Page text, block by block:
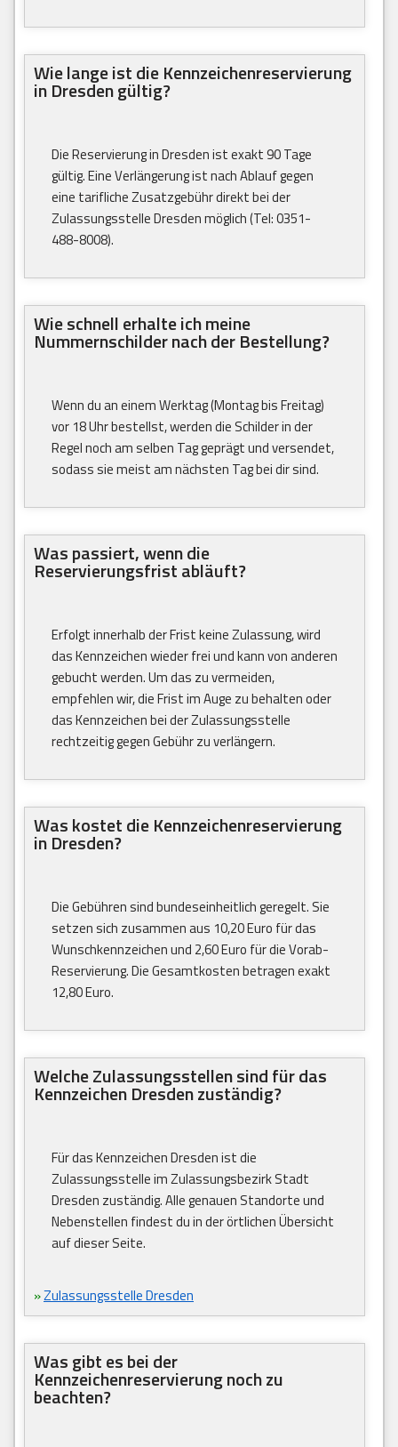
Wie lange ist die Kennzeichenreservierung
in Dresden gültig?
Die Reservierung in Dresden ist exakt 90 Tage
gültig. Eine Verlängerung ist nach Ablauf gegen
eine tarifliche Zusatzgebühr direkt bei der
Zulassungsstelle Dresden möglich (Tel: 0351-
488-8008).
Wie schnell erhalte ich meine
Nummernschilder nach der Bestellung?
Wenn du an einem Werktag (Montag bis Freitag)
vor 18 Uhr bestellst, werden die Schilder in der
Regel noch am selben Tag geprägt und versendet,
sodass sie meist am nächsten Tag bei dir sind.
Was passiert, wenn die
Reservierungsfrist abläuft?
Erfolgt innerhalb der Frist keine Zulassung, wird
das Kennzeichen wieder frei und kann von anderen
gebucht werden. Um das zu vermeiden,
empfehlen wir, die Frist im Auge zu behalten oder
das Kennzeichen bei der Zulassungsstelle
rechtzeitig gegen Gebühr zu verlängern.
Was kostet die Kennzeichenreservierung
in Dresden?
Die Gebühren sind bundeseinheitlich geregelt. Sie
setzen sich zusammen aus 10,20 Euro für das
Wunschkennzeichen und 2,60 Euro für die Vorab-
Reservierung. Die Gesamtkosten betragen exakt
12,80 Euro.
Welche Zulassungsstellen sind für das
Kennzeichen Dresden zuständig?
Für das Kennzeichen Dresden ist die
Zulassungsstelle im Zulassungsbezirk Stadt
Dresden zuständig. Alle genauen Standorte und
Nebenstellen findest du in der örtlichen Übersicht
auf dieser Seite.
»Zulassungsstelle Dresden
Was gibt es bei der
Kennzeichenreservierung noch zu
beachten?